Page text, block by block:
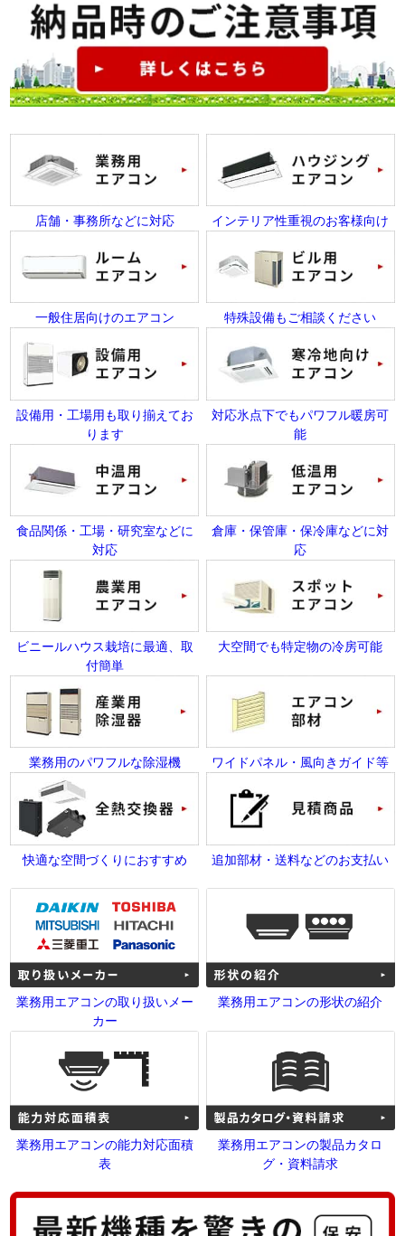
店舗・事務所などに対応 インテリア性重視のお客様向け
一般住居向けのエアコン 特殊設備もご相談ください
設備用・工場用も取り揃えてお
ります
対応氷点下でもパワフル暖房可
能
食品関係・工場・研究室などに
対応
倉庫・保管庫・保冷庫などに対
応
ビニールハウス栽培に最適、取
付簡単
大空間でも特定物の冷房可能
業務用のパワフルな除湿機 ワイドパネル・風向きガイド等
快適な空間づくりにおすすめ 追加部材・送料などのお支払い
業務用エアコンの取り扱いメー
カー
業務用エアコンの形状の紹介
業務用エアコンの能力対応面積
表
業務用エアコンの製品カタロ
グ・資料請求